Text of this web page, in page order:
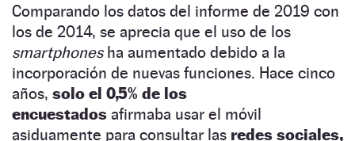
Comparando los datos del informe de 2019 con
los de 2014, se aprecia que el uso de los
smartphonesha aumentado debido a la
incorporación de nuevas funciones. Hace cinco
años, solo el 0,5% de los
encuestados afirmaba usar el móvil
asiduamente para consultar las redes sociales,